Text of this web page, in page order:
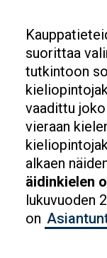
suorittaa
tutkintoon
vaadittu
vieraan
alkaen
äidinkielen
lukuvuoden
on